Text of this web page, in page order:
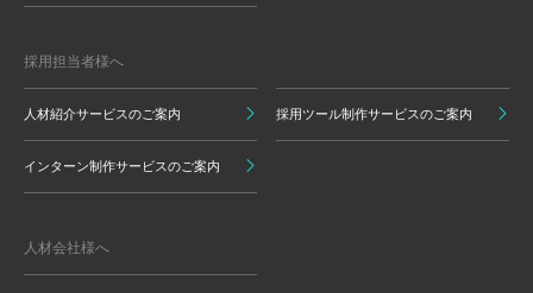
採用担当者様へ
人材紹介サービスのご案内 採用ツール制作サービスのご案内
インターン制作サービスのご案内
人材会社様へ